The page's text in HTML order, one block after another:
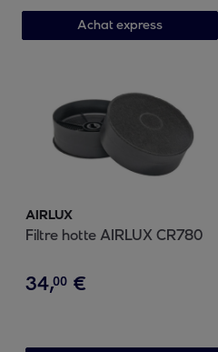
Achat express
AIRLUX
Filtre hotte AIRLUX CR780
34,00 €